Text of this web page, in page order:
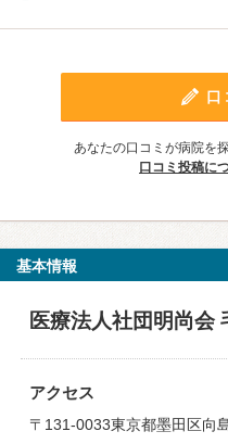
口
あなたの口コミが病院を
口コミ投稿に
基本情報
医療法人社団明尚会
アクセス
〒131-0033東京都墨田区向